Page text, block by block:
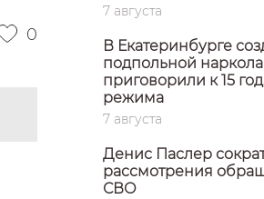
0
7 августа
В Екатеринбурге
подпольной
приговорили к 15
режима
7 августа
Денис Паслер
рассмотрения
СВО